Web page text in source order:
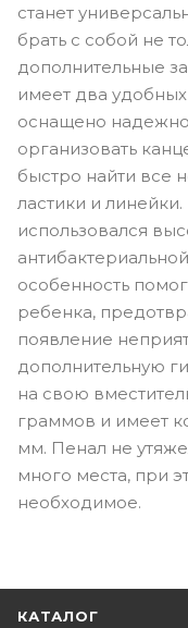
станет
брать с собой не
дополнительные
имеет два
оснащено
организовать
быстро найти все
ластики и
использовался
особенность
ребенка,
появление
дополнительную
на свою
граммов и имеет
мм. Пенал не
много места, при
необходимое.
КАТАЛОГ